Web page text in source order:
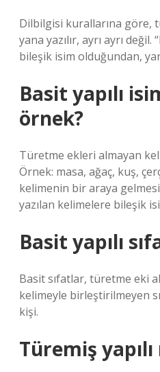
Dilbilgisi kurallarına göre,
yana yazılır, ayrı ayrı
bileşik isim olduğundan,
Basit yapılı
örnek?
Türetme ekleri almayan
Örnek: masa, ağaç, kuş,
kelimenin bir araya
yazılan kelimelere bileşik
Basit yapılı
Basit sıfatlar, türetme eki
kelimeyle birleştirilmeyen
kişi.
Türemiş